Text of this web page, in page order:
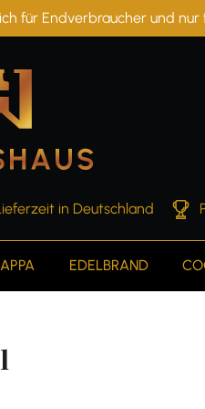
für Endverbraucher und
in Deutschland
EDELBRAND